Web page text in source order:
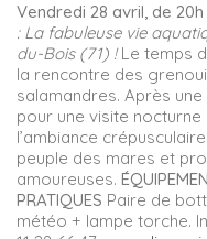
Vendredi 28 avril, de 20h
: La fabuleuse vie
du-Bois (71) !Le temps
la rencontre des
salamandres. Après
pour une visite
l’ambiance
peuple des mares et
amoureuses.
PRATIQUES Paire de
météo + lampe torche.